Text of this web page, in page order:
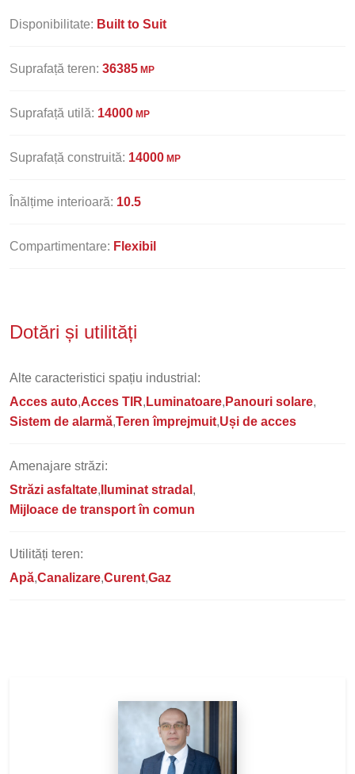
Disponibilitate: Built to Suit
Suprafață teren: 36385 MP
Suprafață utilă: 14000 MP
Suprafață construită: 14000 MP
Înălțime interioară: 10.5
Compartimentare: Flexibil
Dotări și utilități
Alte caracteristici spațiu industrial:
Acces auto Acces TIR Luminatoare Panouri solare
Sistem de alarmă Teren împrejmuit Uși de acces
Amenajare străzi:
Străzi asfaltate
Iluminat stradal
Mijloace de transport în comun
Utilități teren:
Apă Canalizare Curent Gaz